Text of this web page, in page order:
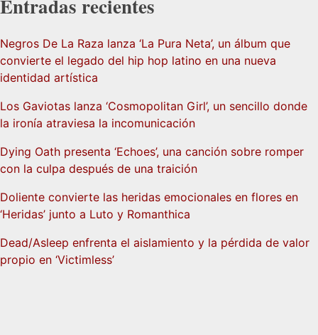
Entradas recientes
Negros De La Raza lanza ‘La Pura Neta’, un álbum que
convierte el legado del hip hop latino en una nueva
identidad artística
Los Gaviotas lanza ‘Cosmopolitan Girl’, un sencillo donde
la ironía atraviesa la incomunicación
Dying Oath presenta ‘Echoes’, una canción sobre romper
con la culpa después de una traición
Doliente convierte las heridas emocionales en flores en
‘Heridas’ junto a Luto y Romanthica
Dead/Asleep enfrenta el aislamiento y la pérdida de valor
propio en ‘Victimless’